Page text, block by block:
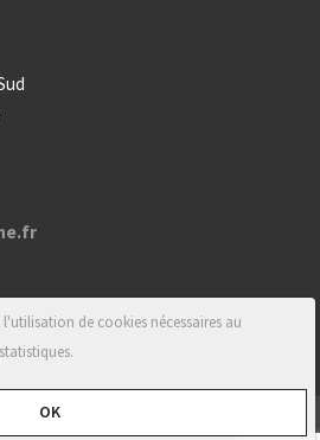
de cookies nécessaires au
OK